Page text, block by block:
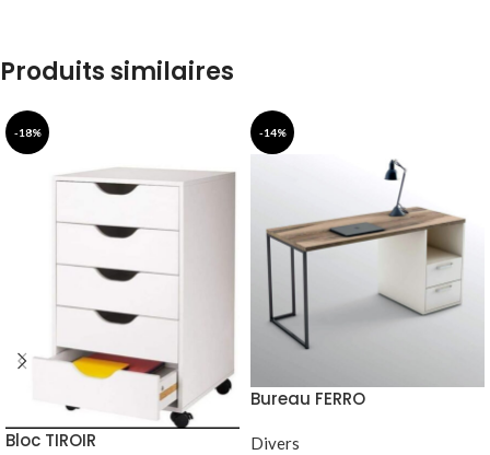
Produits similaires
-18%
Bloc TIROIR
-14%
Bureau FERRO
Divers